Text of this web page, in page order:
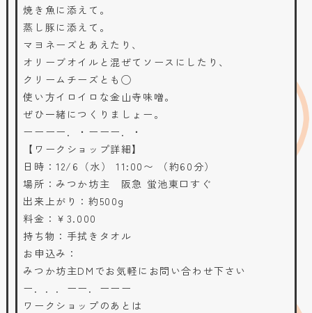
焼き魚に添えて。
蒸し豚に添えて。
マヨネーズとあえたり、
オリーブオイルと混ぜてソースにしたり、
クリームチーズとも◯
使い方イロイロな金山寺味噌。
ぜひ一緒につくりましょー。
ーーーー．・ーーー．・
【ワークショップ詳細】
日時：12/6（水） 11:00〜 （約60分）
場所：みつか坊主 阪急 蛍池東口すぐ
出来上がり：約500g
料金：￥3.000
持ち物：手拭きタオル
お申込み：
みつか坊主DMでお気軽にお問い合わせ下さい
ー．．．ーー．ーーー
ワークショップのあとは